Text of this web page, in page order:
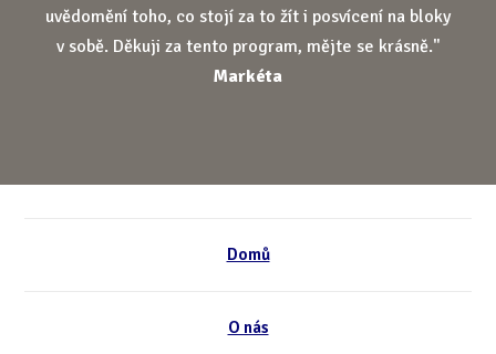
uvědomění toho, co stojí za to žít i posvícení na bloky
v sobě. Děkuji za tento program, mějte se krásně."
Markéta
Domů
O nás